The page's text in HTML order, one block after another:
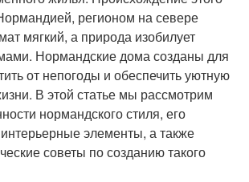
регионом на севере
мягкий, а природа изобилует
Нормандские дома созданы для
от непогоды и обеспечить уютную
В этой статье мы рассмотрим
нормандского стиля, его
элементы, а также
советы по созданию такого